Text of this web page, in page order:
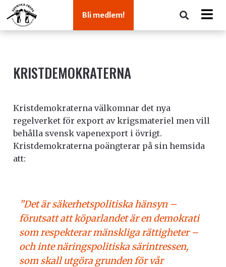
Bli medlem!
KRISTDEMOKRATERNA
Kristdemokraterna välkomnar det nya
regelverket för export av krigsmateriel men vill
behålla svensk vapenexport i övrigt.
Kristdemokraterna poängterar på sin hemsida
att:
”Det är säkerhetspolitiska hänsyn –
förutsatt att köparlandet är en demokrati
som respekterar mänskliga rättigheter –
och inte näringspolitiska särintressen,
som skall utgöra grunden för vår